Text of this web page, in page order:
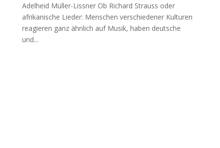
Adelheid Müller-Lissner Ob Richard Strauss oder
afrikanische Lieder: Menschen verschiedener Kulturen
reagieren ganz ähnlich auf Musik, haben deutsche
und...